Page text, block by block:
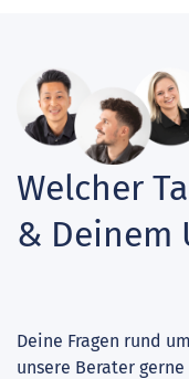
Welcher
& Deinem
Deine Fragen rund
unsere Berater